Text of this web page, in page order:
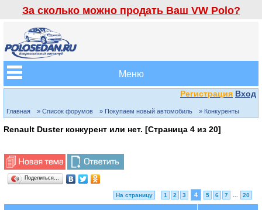
За сколько можно продать Ваш VW Polo?
Меню
Регистрация Вход
Главная » Список форумов » Покупаем новый автомобиль » Конкуренты
Renault Duster конкурент или нет. [Страница 4 из 20]
Поделиться…
На страницу 1 2 3 4 5 6 7 20